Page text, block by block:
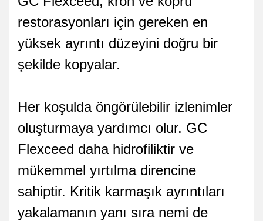
restorasyonları için gereken en
yüksek ayrıntı düzeyini doğru bir
şekilde kopyalar.
Her koşulda öngörülebilir izlenimler
oluşturmaya yardımcı olur. GC
Flexceed daha hidrofiliktir ve
mükemmel yırtılma direncine
sahiptir. Kritik karmaşık ayrıntıları
yakalamanın yanı sıra nemi de